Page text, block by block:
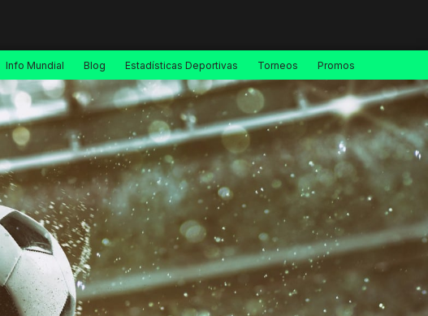
Info Mundial Blog Estadísticas Deportivas Torneos Promos